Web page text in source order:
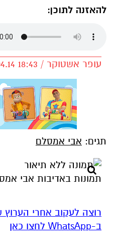
להאזנה לתוכן:
עופר אשטוקר / 18:43 14.04.14
תגים: אבי אמסלם
תמונות באדיבות אבי
רוצה לעקוב אחרי
ב-WhatsApp לחצו כאן